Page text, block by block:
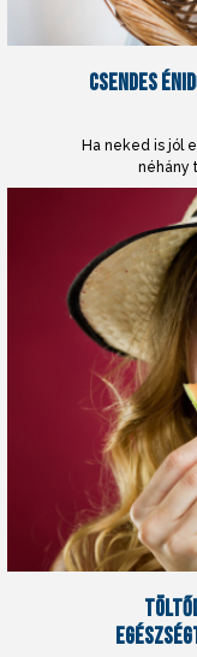
CSENDES
Ha neked is jól
néhány